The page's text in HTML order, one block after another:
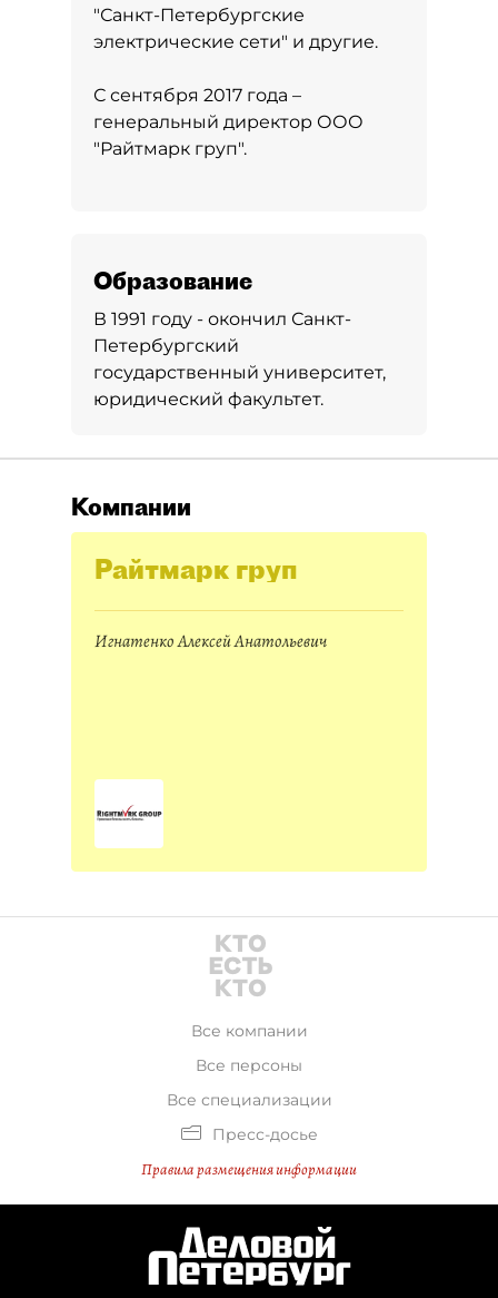
"Санкт-Петербургские
электрические сети" и другие.
С сентября 2017 года –
генеральный директор ООО
"Райтмарк груп".
Образование
В 1991 году - окончил Санкт-
Петербургский
государственный университет,
юридический факультет.
Компании
Райтмарк груп
Игнатенко Алексей Анатольевич
Все компании
Все персоны
Все специализации
Пресс-досье
Правила размещения информации